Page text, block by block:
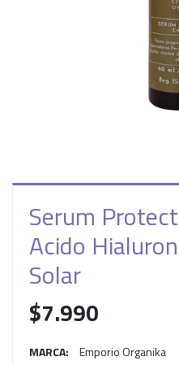
Serum
Acido
Solar
$7.990
MARCA: Emporio Organika